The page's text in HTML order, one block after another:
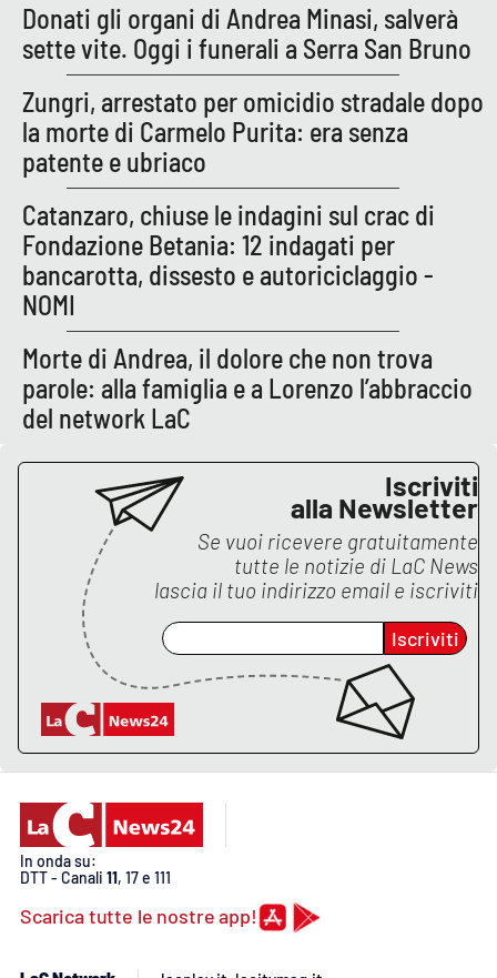
Donati gli organi di Andrea Minasi, salverà
sette vite. Oggi i funerali a Serra San Bruno
Zungri, arrestato per omicidio stradale dopo
la morte di Carmelo Purita: era senza
patente e ubriaco
Catanzaro, chiuse le indagini sul crac di
Fondazione Betania: 12 indagati per
bancarotta, dissesto e autoriciclaggio -
NOMI
Morte di Andrea, il dolore che non trova
parole: alla famiglia e a Lorenzo l’abbraccio
del network LaC
Iscriviti
alla Newsletter
Se vuoi ricevere gratuitamente
tutte le notizie di LaC News
lascia il tuo indirizzo email e iscriviti
Iscriviti
In onda su:
DTT - Canali 11, 17 e 111
Scarica tutte le nostre app!